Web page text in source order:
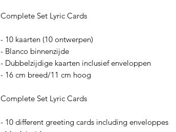
Complete Set Lyric Cards
- 10 kaarten (10 ontwerpen)
- Blanco binnenzijde
- Dubbelzijdige kaarten inclusief enveloppen
- 16 cm breed/11 cm hoog
Complete Set Lyric Cards
- 10 different greeting cards including enveloppes